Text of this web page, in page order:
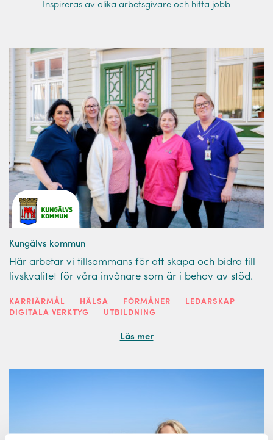
Inspireras av olika arbetsgivare och hitta jobb
Kungälvs kommun
Här arbetar vi tillsammans för att skapa och bidra till
livskvalitet för våra invånare som är i behov av stöd.
KARRIÄRMÅL HÄLSA FÖRMÅNER
LEDARSKAP
DIGITALA VERKTYG
UTBILDNING
Läs mer